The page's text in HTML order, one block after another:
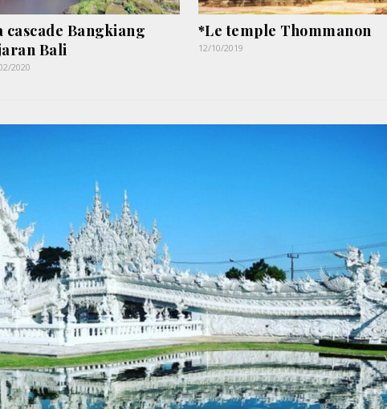
cascade Bangkiang
Bali
2020
*Le temple Thommanon
12/10/2019